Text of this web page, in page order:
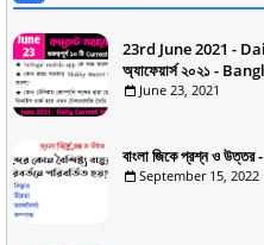
23rd June 2021 -
অ্যাফেয়ার্স ২০২১ -
June 23, 2021
বাংলা জিকে প্রশ্ন ও
September 15, 2022